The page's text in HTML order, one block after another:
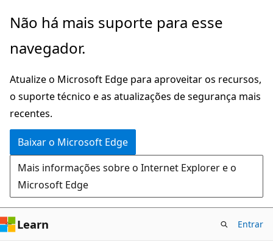
Pular
o
principal
Não há mais suporte para esse
navegador.
Atualize o Microsoft Edge para aproveitar os recursos,
o suporte técnico e as atualizações de segurança mais
recentes.
Baixar o Microsoft Edge
Mais informações sobre o Internet Explorer e o
Microsoft Edge
Learn Entrar